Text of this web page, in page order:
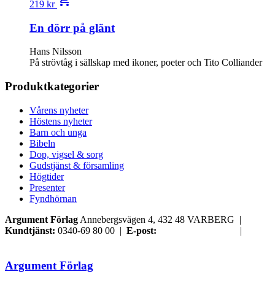
219 kr
En dörr på glänt
Hans Nilsson
På strövtåg i sällskap med ikoner, poeter och Tito Colliander
Produktkategorier
Vårens nyheter
Höstens nyheter
Barn och unga
Bibeln
Dop, vigsel & sorg
Gudstjänst & församling
Högtider
Presenter
Fyndhörnan
Argument Förlag Annebergsvägen 4, 432 48 VARBERG |
Kundtjänst: 0340-69 80 00 | E-post:
|
Argument Förlag